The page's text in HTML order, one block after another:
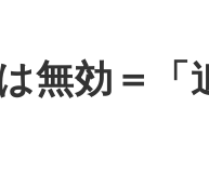
無効＝「